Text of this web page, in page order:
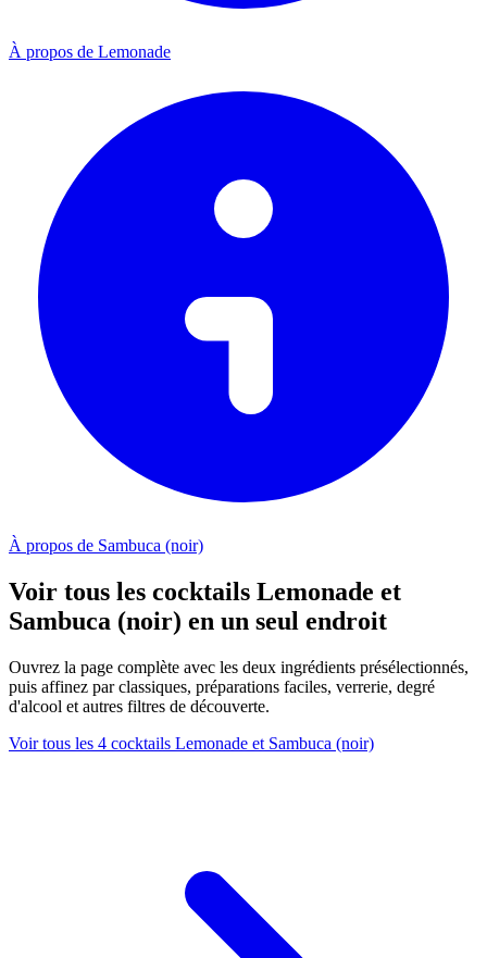
À propos de Lemonade
À propos de Sambuca (noir)
Voir tous les cocktails Lemonade et
Sambuca (noir) en un seul endroit
Ouvrez la page complète avec les deux ingrédients présélectionnés,
puis affinez par classiques, préparations faciles, verrerie, degré
d'alcool et autres filtres de découverte.
Voir tous les 4 cocktails Lemonade et Sambuca (noir)